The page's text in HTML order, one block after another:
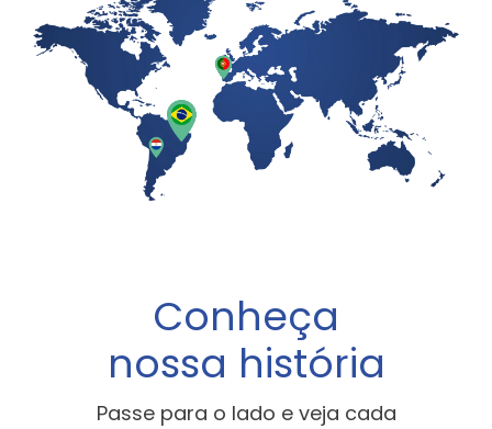
Conheça
nossa história
Passe para o lado e veja cada